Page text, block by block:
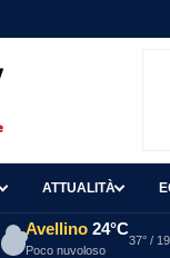
ATTUALITÀ
Avellino 24°C
Poco nuvoloso
37° /